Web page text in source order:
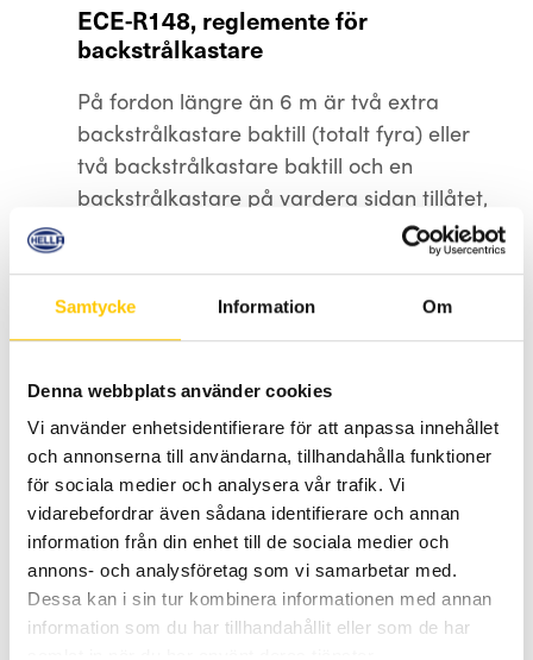
Samtycke Information Om
Denna webbplats använder cookies
Vi använder enhetsidentifierare för att anpassa innehållet
och annonserna till användarna, tillhandahålla funktioner
för sociala medier och analysera vår trafik. Vi
vidarebefordrar även sådana identifierare och annan
information från din enhet till de sociala medier och
annons- och analysföretag som vi samarbetar med.
Dessa kan i sin tur kombinera informationen med annan
information som du har tillhandahållit eller som de har
ECE-R148, reglemente för
backstrålkastare
På fordon längre än 6 m är två extra
backstrålkastare baktill (totalt fyra) eller
två backstrålkastare baktill och en
backstrålkastare på vardera sidan tillåtet,
under förutsättning att dessa är ECE-
godkända och märkta 00AR. Godkända
backstrålkastare får kopplas in via
backljuskontakten.
strålkastare till motorfordon som
avger ett asymetriskt hel eller
halvljus. (extraljus)
För att få använda ett extraljus på allmän
väg i Europa måste extraljuset vara
godkänt enligt ECE-R149. Det innebär att
ljuset måste ha en viss ljustätet. Dvs.
ljushetsintrycket som en belyst yta orsakar